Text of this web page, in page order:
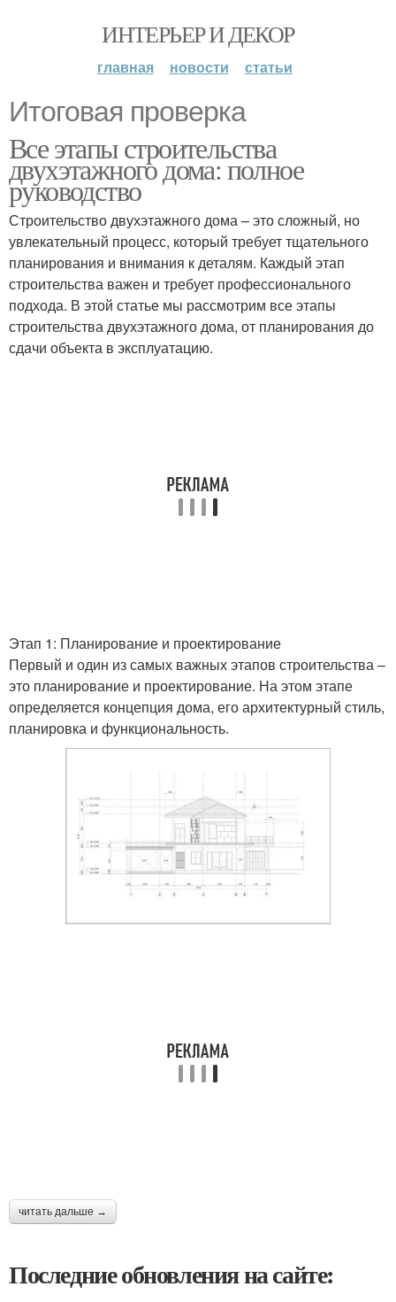
ИНТЕРЬЕР И ДЕКОР
главная новости статьи
Итоговая проверка
Все этапы строительства
двухэтажного дома: полное
руководство
Строительство двухэтажного дома – это сложный, но
увлекательный процесс, который требует тщательного
планирования и внимания к деталям. Каждый этап
строительства важен и требует профессионального
подхода. В этой статье мы рассмотрим все этапы
строительства двухэтажного дома, от планирования до
сдачи объекта в эксплуатацию.
Этап 1: Планирование и проектирование
Первый и один из самых важных этапов строительства –
это планирование и проектирование. На этом этапе
определяется концепция дома, его архитектурный стиль,
планировка и функциональность.
читать дальше →
Последние обновления на сайте: